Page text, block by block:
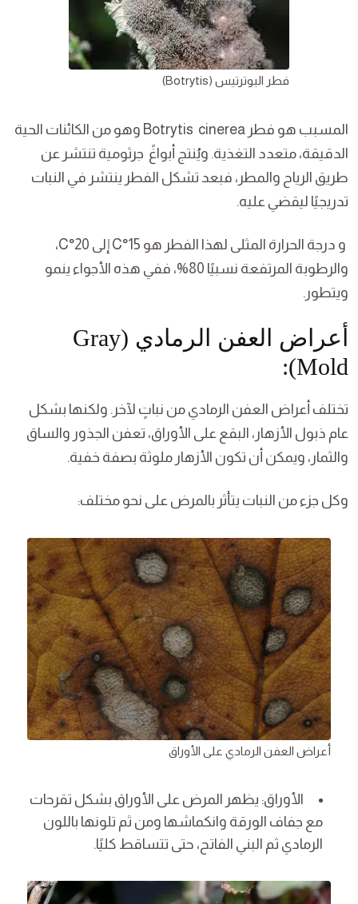
فطر البوترتيس (Botrytis)
المسبب هو فطر Botrytis cinerea وهو من الكائنات الحية
الدقيقة، متعدد التغذية. ويُنتج أبواغً جرثومية تنتشر عن
طريق الرياح والمطر، فبعد تشكل الفطر ينتشر في النبات
تدريجيًا ليقضي عليه.
و درجة الحرارة المثلى لهذا الفطر هو 15°C إلى 20°C،
والرطوبة المرتفعة نسبيًا 80%، ففي هذه الأجواء ينمو
ويتطور.
أعراض العفن الرمادي (Gray
Mold):
تختلف أعراض العفن الرمادي من نباتٍ لآخر. ولكنها بشكل
عام ذبول الأزهار، البقع على الأوراق، تعفن الجذور والساق
والثمار، ويمكن أن تكون الأزهار ملوثة بصفة خفية.
وكل جزء من النبات يتأثر بالمرض على نحو مختلف:
أعراض العفن الرمادي على الأوراق
الأوراق: يظهر المرض على الأوراق بشكل تقرحات
مع جفاف الورقة وانكماشها ومن ثم تلونها باللون
الرمادي ثم البني الفاتح، حتى تتساقط كليًا.